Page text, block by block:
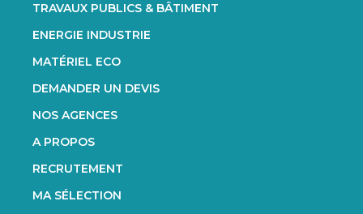
TRAVAUX PUBLICS & BÂTIMENT
ENERGIE INDUSTRIE
MATÉRIEL ECO
DEMANDER UN DEVIS
NOS AGENCES
A PROPOS
RECRUTEMENT
MA SÉLECTION